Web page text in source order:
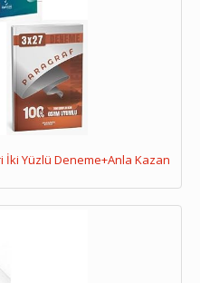
İki Yüzlü Deneme+Anla Kazan